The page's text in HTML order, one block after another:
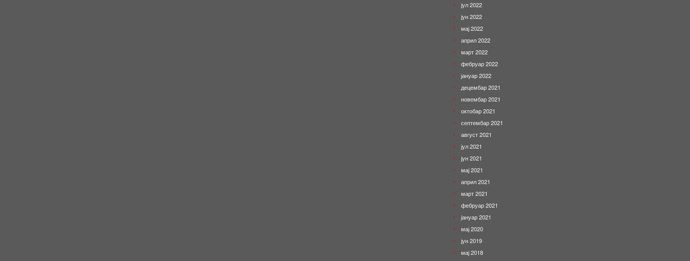
јул 2022
јун 2022
мај 2022
април 2022
март 2022
фебруар 2022
јануар 2022
децембар 2021
новембар 2021
октобар 2021
септембар 2021
август 2021
јул 2021
јун 2021
мај 2021
април 2021
март 2021
фебруар 2021
јануар 2021
мај 2020
јун 2019
мај 2018